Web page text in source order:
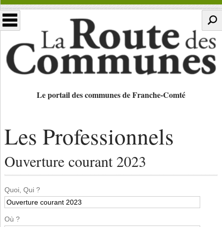
Le portail des communes de Franche-Comté
Les Professionnels
Ouverture courant 2023
Quoi, Qui ?
Où ?